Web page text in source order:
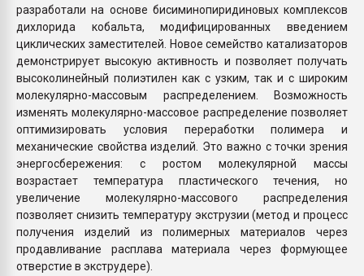
разработали на основе бисиминопиридиновых комплексов
дихлорида кобальта, модифицированных введением
циклических заместителей. Новое семейство катализаторов
демонстрирует высокую активность и позволяет получать
высоколинейный полиэтилен как с узким, так и с широким
молекулярно-массовым распределением. Возможность
изменять молекулярно-массовое распределение позволяет
оптимизировать условия переработки полимера и
механические свойства изделий. Это важно с точки зрения
энергосбережения: с ростом молекулярной массы
возрастает температура пластического течения, но
увеличение молекулярно-массового распределения
позволяет снизить температуру экструзии (метод и процесс
получения изделий из полимерных материалов через
продавливание расплава материала через формующее
отверстие в экструдере).